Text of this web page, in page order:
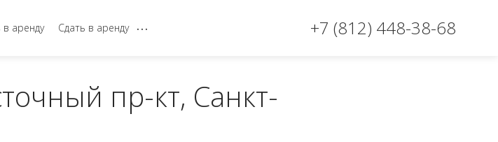
в аренду Сдать в аренду ... +7 (812) 448-38-68
пр-кт, Санкт-